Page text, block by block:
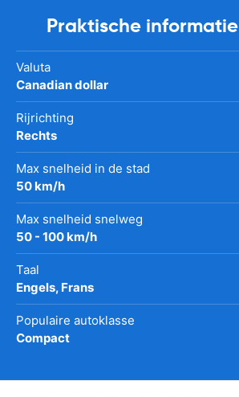
Praktische informatie
Valuta
Canadian dollar
Rijrichting
Rechts
Max snelheid in de stad
50 km/h
Max snelheid snelweg
50 - 100 km/h
Taal
Engels, Frans
Populaire autoklasse
Compact